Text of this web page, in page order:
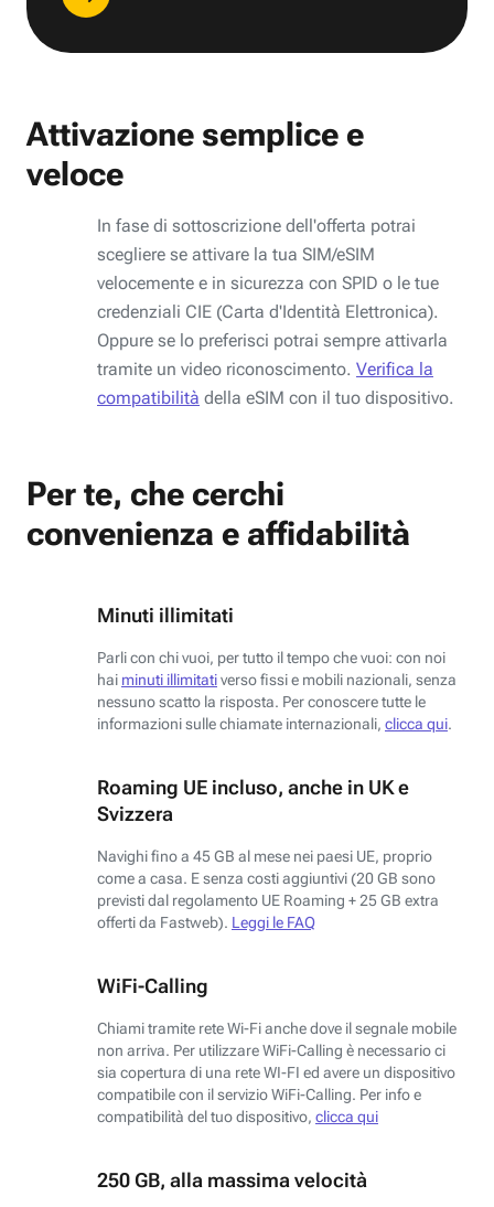
Attivazione semplice e
veloce
In fase di sottoscrizione dell'offerta potrai
scegliere se attivare la tua SIM/eSIM
velocemente e in sicurezza con SPID o le tue
credenziali CIE (Carta d'Identità Elettronica).
Oppure se lo preferisci potrai sempre attivarla
tramite un video riconoscimento. Verifica la
compatibilità della eSIM con il tuo dispositivo.
Per te, che cerchi
convenienza e affidabilità
Minuti illimitati
Parli con chi vuoi, per tutto il tempo che vuoi: con noi
hai minuti illimitativerso fissi e mobili nazionali, senza
nessuno scatto la risposta. Per conoscere tutte le
informazioni sulle chiamate internazionali, clicca qui.
Roaming UE incluso, anche in UK e
Svizzera
Navighi fino a 45 GB al mese nei paesi UE, proprio
come a casa. E senza costi aggiuntivi (20 GB sono
previsti dal regolamento UE Roaming + 25 GB extra
offerti da Fastweb). Leggi le FAQ
WiFi-Calling
Chiami tramite rete Wi-Fi anche dove il segnale mobile
non arriva. Per utilizzare WiFi-Calling è necessario ci
sia copertura di una rete WI-FI ed avere un dispositivo
compatibile con il servizio WiFi-Calling. Per info e
compatibilità del tuo dispositivo, clicca qui
250 GB, alla massima velocità